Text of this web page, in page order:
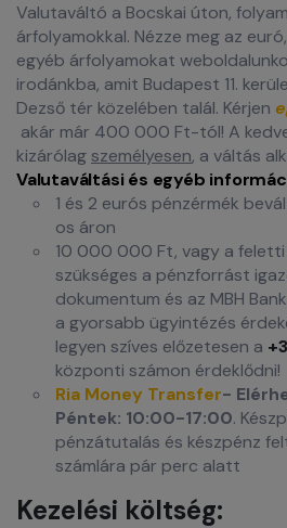
Valutaváltó a Bocskai úton,
árfolyamokkal. Nézze meg az
egyéb árfolyamokat
irodánkba, amit Budapest 11.
Dezső tér közelében talál. Kérjen
akár már 400 000 Ft-tól! A
kizárólag személyesen, a váltás
Valutaváltási és egyéb
1 és 2 eurós pénzérmék
os áron
10 000 000 Ft, vagy a
szükséges a pénzforrást
dokumentum és az MBH
a gyorsabb ügyintézés
legyen szíves előzetesen a
központi számon érdeklődni!
Ria Money Transfer-
Péntek: 10:00-17:00.
pénzátutalás és készpénz
számlára pár perc alatt
Kezelési költség: